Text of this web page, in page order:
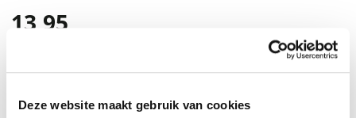
Deze website maakt gebruik van cookies
13,95